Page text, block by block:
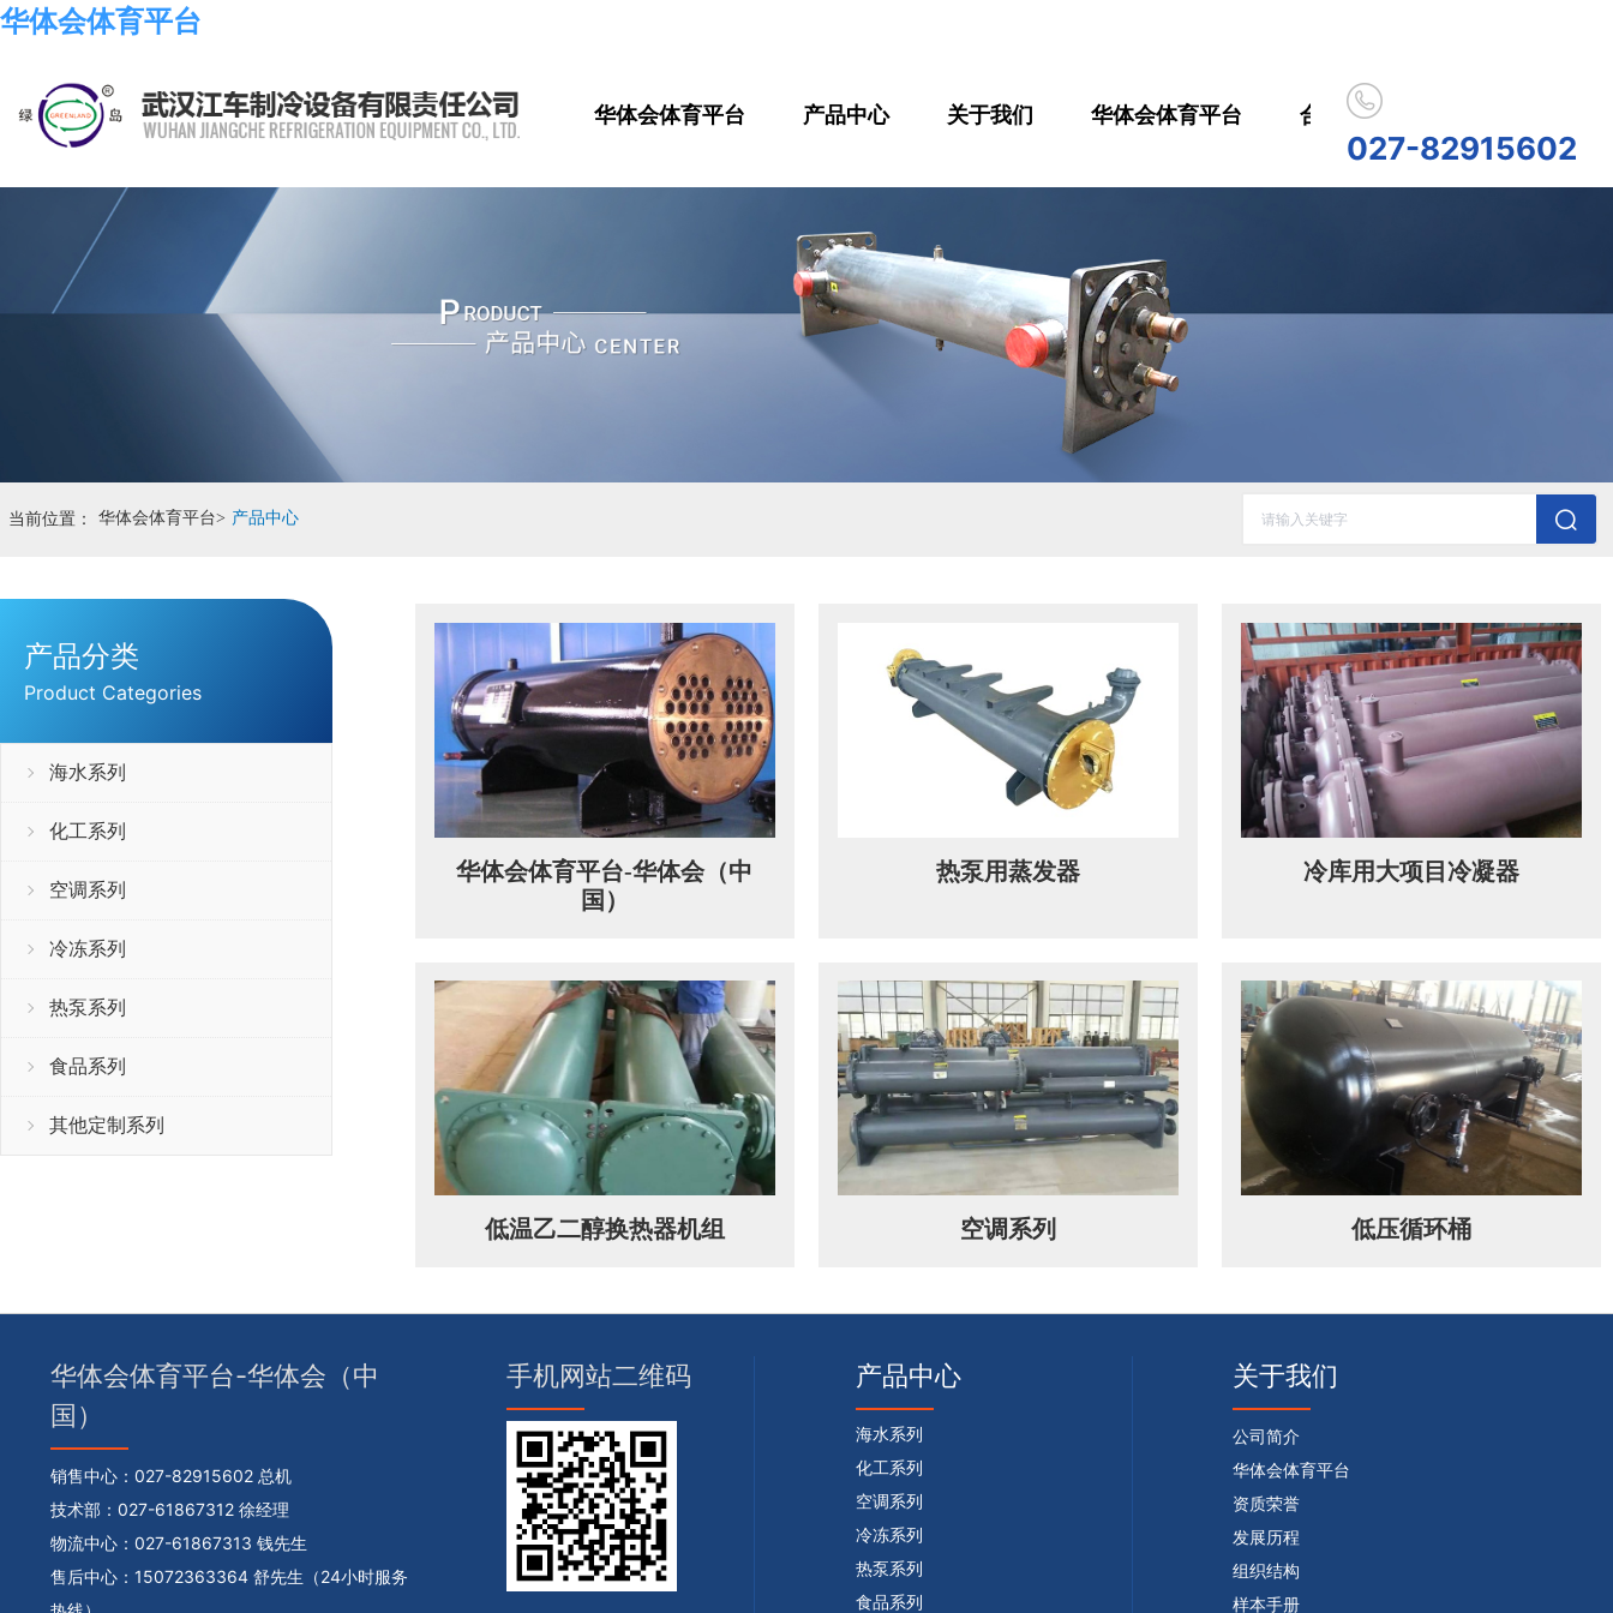
华体会体育平台
华体会体育平台 产品中心 关于我们 华体会体育平台 合作伙伴
027-82915602
当前位置： 华体会体育平台> 产品中心 清空记录
产品分类
Product Categories
海水系列
化工系列
空调系列
冷冻系列
热泵系列
食品系列
其他定制系列
华体会体育平台-华体会（中
国）
热泵用蒸发器 冷库用大项目冷凝器
低温乙二醇换热器机组 空调系列 低压循环桶
华体会体育平台-华体会（中
国）
销售中心： 027-82915602 总机
技术部： 027-61867312 徐经理
物流中心： 027-61867313 钱先生
售后中心： 15072363364 舒先生（24小时服务
手机网站二维码 产品中心
海水系列
化工系列
空调系列
冷冻系列
热泵系列
食品系列
关于我们
公司简介
华体会体育平台
资质荣誉
发展历程
组织结构
样本手册